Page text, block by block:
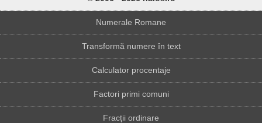
Numerale Romane
Transformă numere în text
Calculator procentaje
Factori primi comuni
Fracții ordinare